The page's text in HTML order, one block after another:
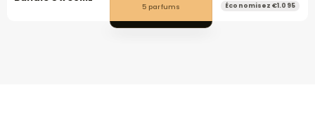
5 parfums Économisez €1.095